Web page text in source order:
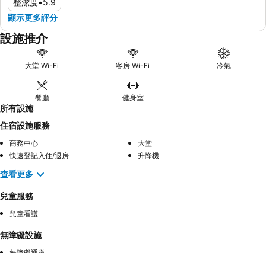
顯示更多評分
設施推介
大堂 Wi-Fi 客房 Wi-Fi 冷氣
餐廳 健身室
所有設施
住宿設施服務
商務中心
大堂
快速登記入住/退房
升降機
查看更多
兒童服務
兒童看護
無障礙設施